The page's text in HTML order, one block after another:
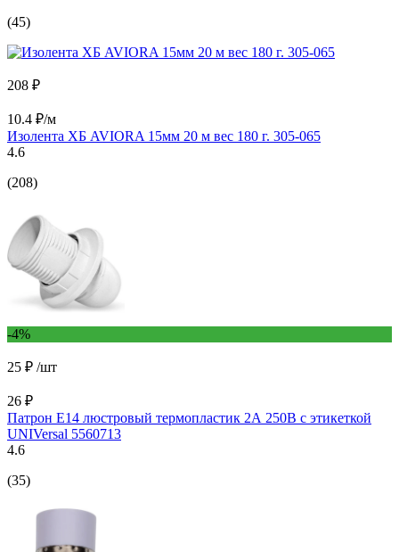
(45)
208 ₽
10.4 ₽/м
Изолента ХБ AVIORA 15мм 20 м вес 180 г. 305-065
4.6
(208)
-4%
25 ₽ /шт
26 ₽
Патрон Е14 люстровый термопластик 2А 250В c этикеткой
UNIVersal 5560713
4.6
(35)